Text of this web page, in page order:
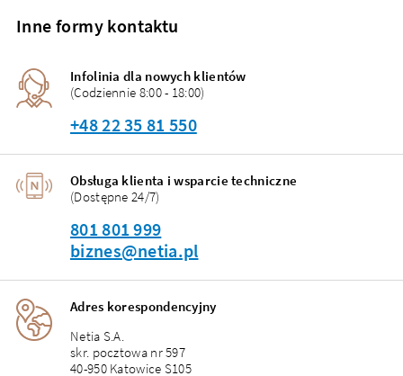
Inne formy kontaktu
Infolinia dla nowych klientów
(Codziennie 8:00 - 18:00)
+48 22 35 81 550
Obsługa klienta i wsparcie techniczne
(Dostępne 24/7)
801 801 999
biznes@netia.pl
Adres korespondencyjny
Netia S.A.
skr. pocztowa nr 597
40-950 Katowice S105